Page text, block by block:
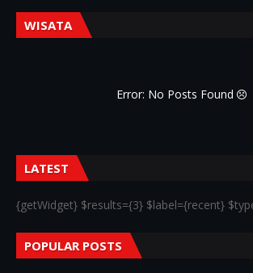
WISATA
Error: No Posts Found
LATEST
{getWidget} $results={3} $label={recent}
POPULAR POSTS